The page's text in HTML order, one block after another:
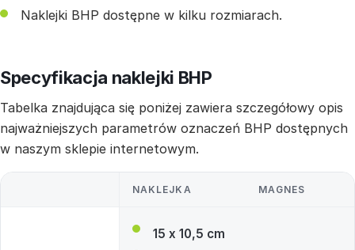
Naklejki BHP dostępne w kilku rozmiarach.
Specyfikacja naklejki BHP
Tabelka znajdująca się poniżej zawiera szczegółowy opis
najważniejszych parametrów oznaczeń BHP dostępnych
w naszym sklepie internetowym.
NAKLEJKA MAGNES
15 x 10,5 cm